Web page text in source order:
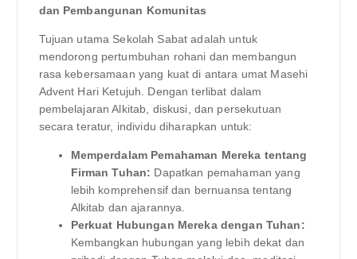
dan Pembangunan Komunitas
Tujuan utama Sekolah Sabat adalah untuk
mendorong pertumbuhan rohani dan membangun
rasa kebersamaan yang kuat di antara umat Masehi
Advent Hari Ketujuh. Dengan terlibat dalam
pembelajaran Alkitab, diskusi, dan persekutuan
secara teratur, individu diharapkan untuk:
Memperdalam Pemahaman Mereka tentang
Firman Tuhan: Dapatkan pemahaman yang
lebih komprehensif dan bernuansa tentang
Alkitab dan ajarannya.
Perkuat Hubungan Mereka dengan Tuhan:
Kembangkan hubungan yang lebih dekat dan